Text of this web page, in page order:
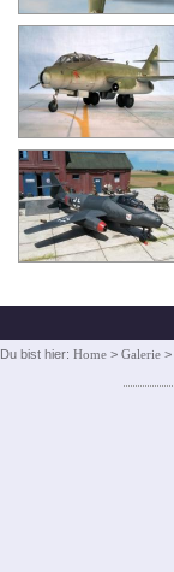
Du bist hier: Home > Galerie >